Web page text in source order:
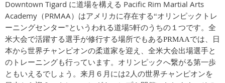
Downtown Tigard に道場を構える Pacific Rim Martial Arts
Academy （PRMAA）はアメリカに存在する“オリンピックトレ
ーニングセンター”というわれる道場5軒のうちの１つです。全
米大会で活躍する選手が修行する場所でもあるPRMAAでは、日
本から世界チャンピオンの柔道家を迎え、全米大会出場選手と
のトレーニングも行っています。オリンピックへ繋がる第一歩
ともいえるでしょう。来月６月には2人の世界チャンピオンを